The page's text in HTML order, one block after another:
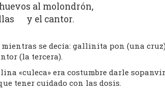
al molondrón,
y el cantor.
mientras se decía: gallinita pon (una
(la tercera).
«culeca» era costumbre darle
tener cuidado con las dosis.